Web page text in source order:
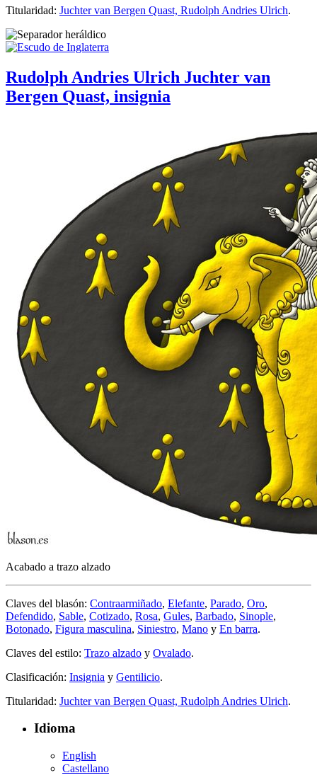
Titularidad: Juchter van Bergen Quast, Rudolph Andries Ulrich.
Rudolph Andries Ulrich Juchter van
Bergen Quast, insignia
Acabado a trazo alzado
Claves del blasón: Contraarmiñado, Elefante, Parado, Oro,
Defendido, Sable, Cotizado, Rosa, Gules, Barbado, Sinople,
Botonado, Figura masculina, Siniestro, Mano y En barra.
Claves del estilo: Trazo alzado y Ovalado.
Clasificación: Insignia y Gentilicio.
Titularidad: Juchter van Bergen Quast, Rudolph Andries Ulrich.
Idioma
English
Castellano